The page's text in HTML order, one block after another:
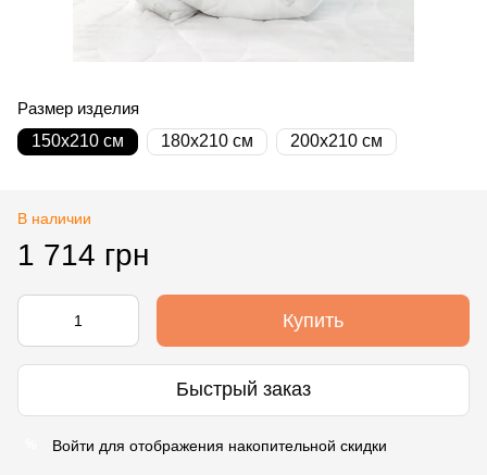
Размер изделия
150x210 см
180х210 см 200х210 см
В наличии
1 714 грн
Купить
Быстрый заказ
Войти для отображения накопительной скидки